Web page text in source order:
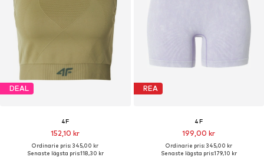
DEAL
4F
152,10 kr
Ordinarie pris: 345,00 kr
Senaste lägsta pris:118,30 kr
REA
4F
199,00 kr
Ordinarie pris: 345,00 kr
Senaste lägsta pris:179,10 kr